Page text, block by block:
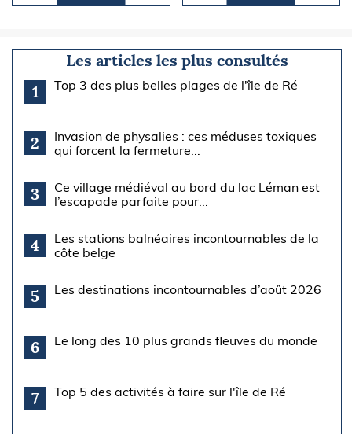
Les articles les plus consultés
1
Top 3 des plus belles plages de l'île de Ré
2
Invasion de physalies : ces méduses toxiques
qui forcent la fermeture...
3
Ce village médiéval au bord du lac Léman est
l’escapade parfaite pour...
4
Les stations balnéaires incontournables de la
côte belge
5 Les destinations incontournables d’août 2026
6 Le long des 10 plus grands fleuves du monde
7 Top 5 des activités à faire sur l'île de Ré